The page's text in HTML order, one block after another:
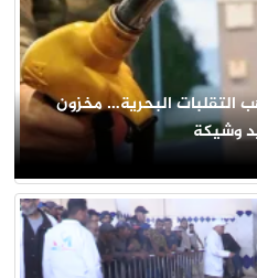
البحرية… مخزون
وشيكة